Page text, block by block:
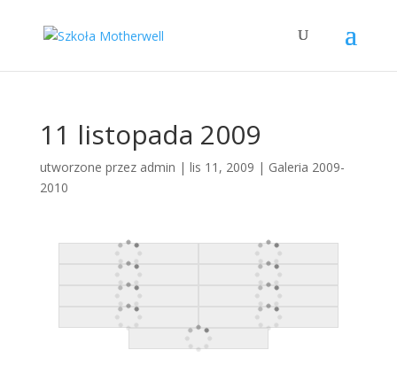
11 listopada 2009
utworzone przez admin | lis 11, 2009 | Galeria 2009-
2010